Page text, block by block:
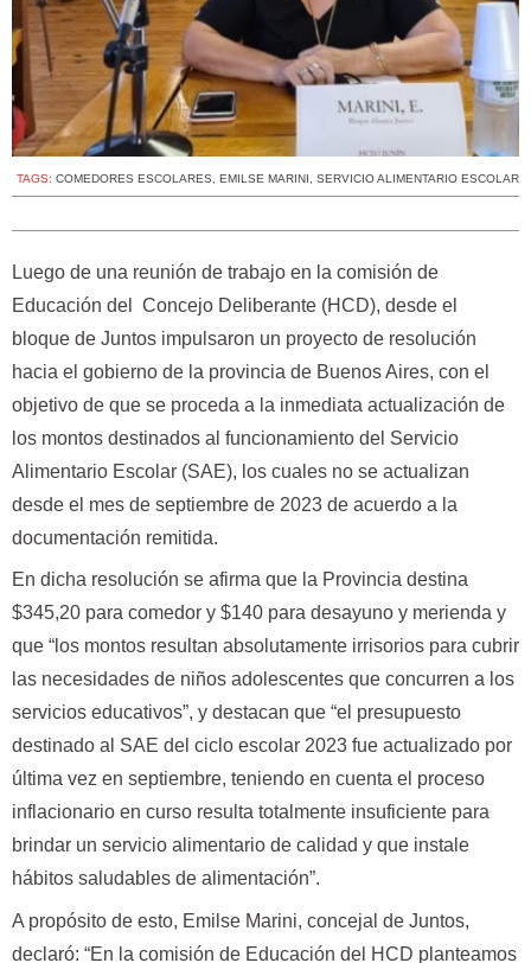
TAGS: COMEDORES ESCOLARES, EMILSE MARINI , SERVICIO ALIMENTARIO ESCOLAR
Luego de una reunión de trabajo en la comisión de
Educación del Concejo Deliberante (HCD), desde el
bloque de Juntos impulsaron un proyecto de resolución
hacia el gobierno de la provincia de Buenos Aires, con el
objetivo de que se proceda a la inmediata actualización de
los montos destinados al funcionamiento del Servicio
Alimentario Escolar (SAE), los cuales no se actualizan
desde el mes de septiembre de 2023 de acuerdo a la
documentación remitida.
En dicha resolución se afirma que la Provincia destina
$345,20 para comedor y $140 para desayuno y merienda y
que “los montos resultan absolutamente irrisorios para cubrir
las necesidades de niños adolescentes que concurren a los
servicios educativos”, y destacan que “el presupuesto
destinado al SAE del ciclo escolar 2023 fue actualizado por
última vez en septiembre, teniendo en cuenta el proceso
inflacionario en curso resulta totalmente insuficiente para
brindar un servicio alimentario de calidad y que instale
hábitos saludables de alimentación”.
A propósito de esto, Emilse Marini, concejal de Juntos,
declaró: “En la comisión de Educación del HCD planteamos